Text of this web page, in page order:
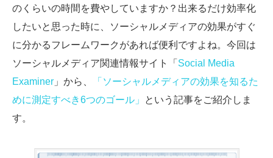
SMMLabについて
のくらいの時間を費やしていますか？出来るだけ効率化
したいと思った時に、ソーシャルメディアの効果がすぐ
に分かるフレームワークがあれば便利ですよね。今回は
ソーシャルメディア関連情報サイト「 Social Media
Examiner 」から、
「ソーシャルメディアの効果を知るた
めに測定すべき6つのゴール」
という記事をご紹介しま
す。